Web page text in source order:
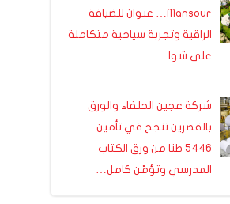
Mansour… عنوان للضيافة
الراقية وتجربة سياحية متكاملة
على شوا…
شركة عجين الحلفاء والورق
بالقصرين تنجح في تأمين
5446 طنا من ورق الكتاب
المدرسي وتؤمّن كامل…